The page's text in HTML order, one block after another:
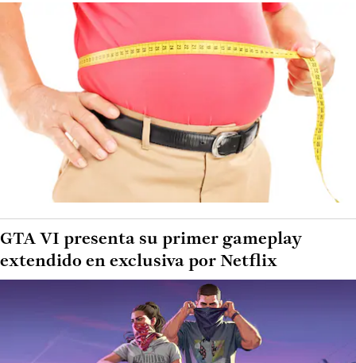
GTA VI presenta su primer gameplay
extendido en exclusiva por Netflix